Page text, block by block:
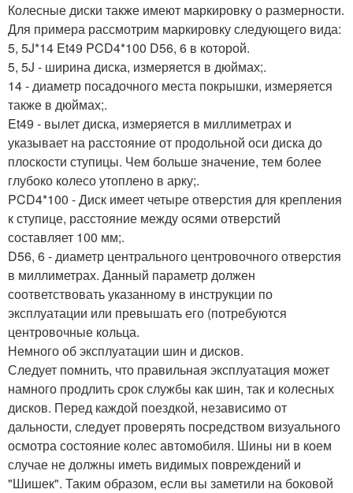
Колесные диски также имеют маркировку о размерности.
Для примера рассмотрим маркировку следующего вида:
5, 5J*14 Et49 PCD4*100 D56, 6 в которой.
5, 5J - ширина диска, измеряется в дюймах;.
14 - диаметр посадочного места покрышки, измеряется
также в дюймах;.
Et49 - вылет диска, измеряется в миллиметрах и
указывает на расстояние от продольной оси диска до
плоскости ступицы. Чем больше значение, тем более
глубоко колесо утоплено в арку;.
PCD4*100 - Диск имеет четыре отверстия для крепления
к ступице, расстояние между осями отверстий
составляет 100 мм;.
D56, 6 - диаметр центрального центровочного отверстия
в миллиметрах. Данный параметр должен
соответствовать указанному в инструкции по
эксплуатации или превышать его (потребуются
центровочные кольца.
Немного об эксплуатации шин и дисков.
Следует помнить, что правильная эксплуатация может
намного продлить срок службы как шин, так и колесных
дисков. Перед каждой поездкой, независимо от
дальности, следует проверять посредством визуального
осмотра состояние колес автомобиля. Шины ни в коем
случае не должны иметь видимых повреждений и
"Шишек". Таким образом, если вы заметили на боковой